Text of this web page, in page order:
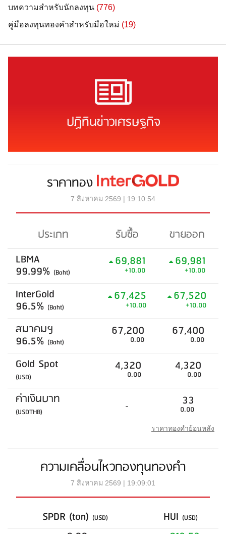
บทความสำหรับนักลงทุน (776)
คู่มือลงทุนทองคำสำหรับมือใหม่ (19)
ปฏิทินข่าวเศรษฐกิจ
ราคาทอง
7 สิงหาคม 2569 | 19:10:54
ประเภท รับซื้อ
ขายออก
LBMA
99.99% (Baht)
69,881
+10.00
69,981
+10.00
InterGold
96.5% (Baht)
67,425
+10.00
67,520
+10.00
สมาคมฯ
96.5% (Baht)
67,200
0.00
67,400
0.00
Gold Spot
(USD)
4,320
0.00
4,320
0.00
ค่าเงินบาท
(USDTHB) - 33
0.00
ราคาทองคำย้อนหลัง
ความเคลื่อนไหวกองทุนทองคำ
7 สิงหาคม 2569 | 19:09:01
SPDR (ton) (USD) HUI (USD)